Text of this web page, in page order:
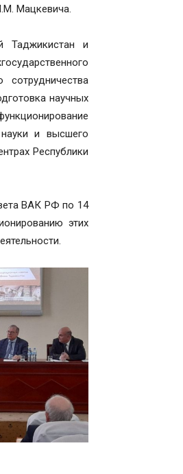
Мацкевича.
Таджикистан и
научных
и высшего
Республики
ВАК РФ по 14
этих